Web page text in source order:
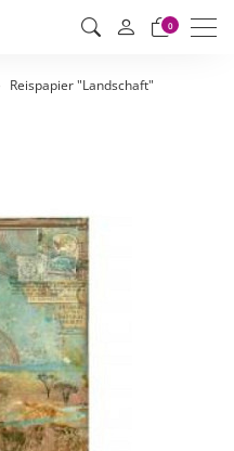
0
Reispapier "Landschaft"